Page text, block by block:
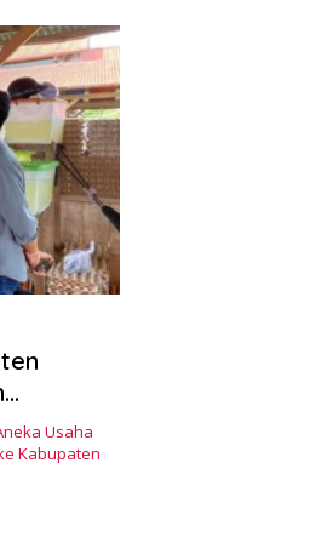
Usaha
Kabupaten